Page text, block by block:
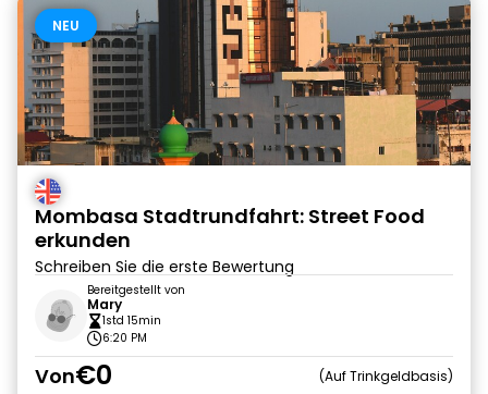
NEU
Mombasa Stadtrundfahrt: Street Food
erkunden
Schreiben Sie die erste Bewertung
Bereitgestellt von
Mary
1std 15min
6:20 PM
Von€0 Auf Trinkgeldbasis